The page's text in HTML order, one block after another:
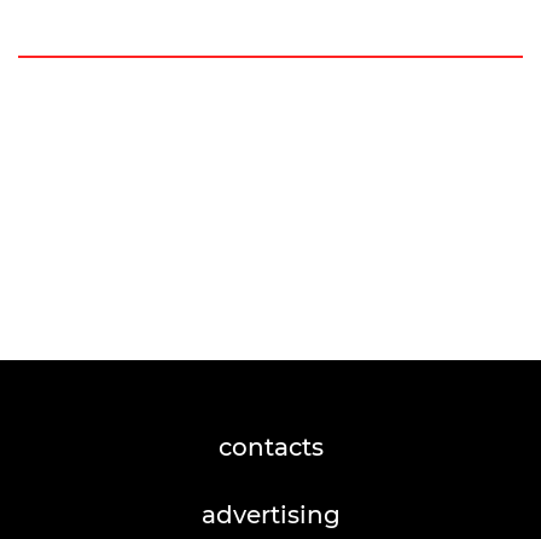
contacts
advertising